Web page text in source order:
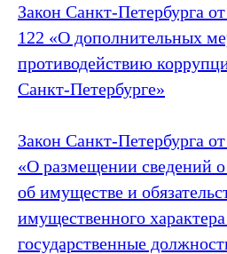
Закон Санкт‑Петербурга
122 «О дополнительных
противодействию
Санкт‑Петербурге»
Закон Санкт‑Петербурга
«О размещении сведений о
об имуществе и
имущественного
государственные